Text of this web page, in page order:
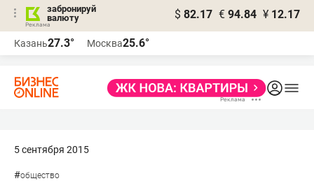
забронируй
валюту
$ 82.17 € 94.84 ¥ 12.17
Казань27.3° Москва25.6°
5 сентября 2015
#общество